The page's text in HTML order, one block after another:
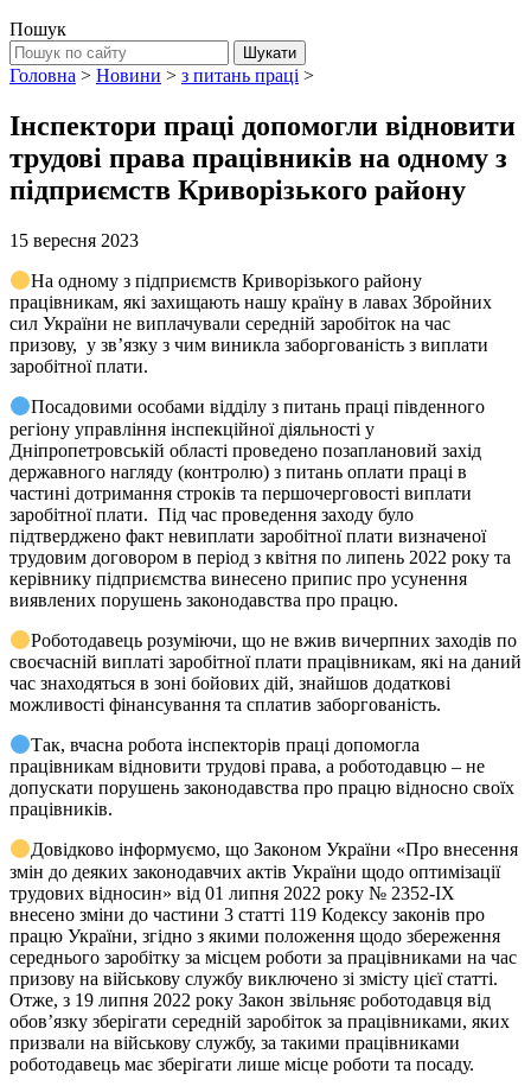
Пошук
Головна > Новини > з питань праці >
Інспектори праці допомогли відновити
трудові права працівників на одному з
підприємств Криворізького району
15 вересня 2023
На одному з підприємств Криворізького району
працівникам, які захищають нашу країну в лавах Збройних
сил України не виплачували середній заробіток на час
призову, у зв’язку з чим виникла заборгованість з виплати
заробітної плати.
Посадовими особами відділу з питань праці південного
регіону управління інспекційної діяльності у
Дніпропетровській області проведено позаплановий захід
державного нагляду (контролю) з питань оплати праці в
частині дотримання строків та першочерговості виплати
заробітної плати. Під час проведення заходу було
підтверджено факт невиплати заробітної плати визначеної
трудовим договором в період з квітня по липень 2022 року та
керівнику підприємства винесено припис про усунення
виявлених порушень законодавства про працю.
Роботодавець розуміючи, що не вжив вичерпних заходів по
своєчасній виплаті заробітної плати працівникам, які на даний
час знаходяться в зоні бойових дій, знайшов додаткові
можливості фінансування та сплатив заборгованість.
Так, вчасна робота інспекторів праці допомогла
працівникам відновити трудові права, а роботодавцю – не
допускати порушень законодавства про працю відносно своїх
працівників.
Довідково інформуємо, що Законом України «Про внесення
змін до деяких законодавчих актів України щодо оптимізації
трудових відносин» від 01 липня 2022 року № 2352-IX
внесено зміни до частини 3 статті 119 Кодексу законів про
працю України, згідно з якими положення щодо збереження
середнього заробітку за місцем роботи за працівниками на час
призову на військову службу виключено зі змісту цієї статті.
Отже, з 19 липня 2022 року Закон звільняє роботодавця від
обов’язку зберігати середній заробіток за працівниками, яких
призвали на військову службу, за такими працівниками
роботодавець має зберігати лише місце роботи та посаду.